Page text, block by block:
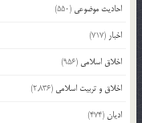
احادیث موضوعی (550)
اخبار (717)
اخلاق اسلامی (956)
اخلاق و تربیت اسلامی (2,836)
ادیان(474)